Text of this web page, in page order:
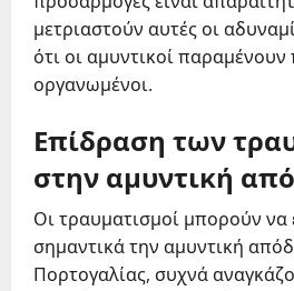
μετριαστούν αυτές οι
ότι οι αμυντικοί παραμένουν
οργανωμένοι.
Επίδραση των
στην αμυντική
Οι τραυματισμοί μπορούν
σημαντικά την αμυντική
Πορτογαλίας, συχνά